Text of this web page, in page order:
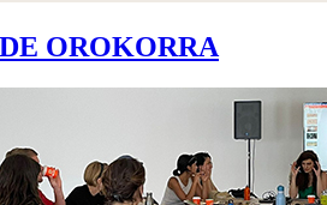
OROKORRA